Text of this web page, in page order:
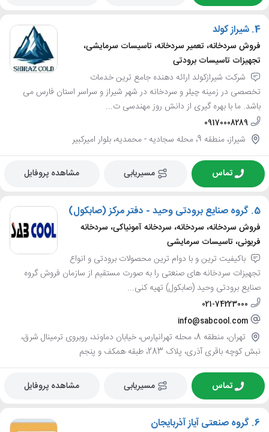
4. شیراز کولد
فروش سردخانه، تعمیر سردخانه، تاسیسات سرمایشی،
تجهیزات تاسیسات برودتی
شرکت شیرازکولد ارائه دهنده جامع ترین خدمات
تخصصی در زمینه چیلر و سردخانه در شهر شیراز و سراسر استان فارس می
باشد. ما با بهره گیری از دانش روز مهندسی ت...
09170008289
شیراز، منطقه 9، محله سجادیه - محمدیه، بلوار امیرکبیر
تماس مسیریابی مشاهده پروفایل
5. گروه صنایع برودتی وحید - دفتر مرکز (صابکول)
فروش سردخانه، سردخانه، سردخانه آمونیاکی، سردخانه
فریونی، تاسیسات سرمایشی
باکیفیت ترین و با دوام ترین محصولات برودتی و انواع
تجهیزات سردخانه های صنعتی را به صورت مستقیم از سازمان فروش گروه
صنایع برودتی وحید (صابکول) تهیه کنی...
021-74223000
info@sabcool.com
تهران، منطقه 8، محله تهرانپارس، خیابان دماوند، روبروی ترمینال شرق،
نبش کوچه باقری آذری، پلاک 283، طبقه همکف و پنجم
تماس مسیریابی مشاهده پروفایل
6. گروه صنعتی آیاز آذربایجان